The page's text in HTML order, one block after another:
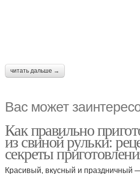
читать дальше →
Вас может
Как правильно
из свиной рульки:
секреты
Красивый, вкусный и праздничный